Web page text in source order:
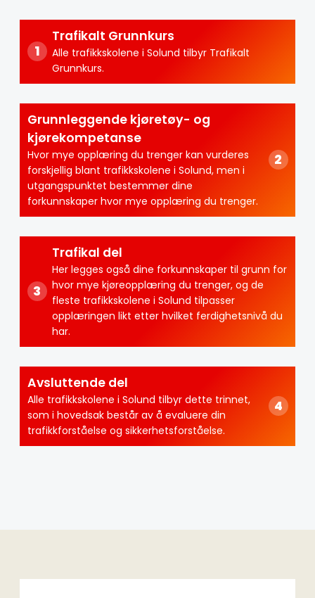
Trafikalt Grunnkurs
Alle trafikkskolene i Solund tilbyr Trafikalt
Grunnkurs.
Grunnleggende kjøretøy- og
kjørekompetanse
Hvor mye opplæring du trenger kan vurderes
forskjellig blant trafikkskolene i Solund, men i
utgangspunktet bestemmer dine
forkunnskaper hvor mye opplæring du trenger.
Trafikal del
Her legges også dine forkunnskaper til grunn for
hvor mye kjøreopplæring du trenger, og de
fleste trafikkskolene i Solund tilpasser
opplæringen likt etter hvilket ferdighetsnivå du
har.
Avsluttende del
Alle trafikkskolene i Solund tilbyr dette trinnet,
som i hovedsak består av å evaluere din
trafikkforståelse og sikkerhetsforståelse.